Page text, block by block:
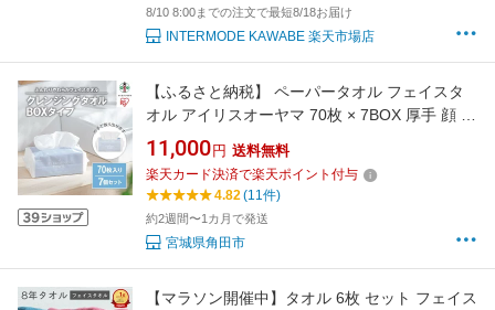
8/10 8:00までの注文で最短8/18お届け
INTERMODE KAWABE 楽天市場店
【ふるさと納税】 ペーパータオル フェイスタ
オル アイリスオーヤマ 70枚 × 7BOX 厚手 顔 業
務用 クレンジングタオル クレンジング 洗顔 ハ
ンドタオル ボックスタイプ 使い捨て 手 拭き取
り タオル おすすめ 人気 アイリス TSC-70B
11,000 円 送料無料
楽天カード決済で楽天ポイント付与
4.82(11件)
約2週間〜1カ月で発送
宮城県角田市
【マラソン開催中】タオル 6枚 セット フェイス